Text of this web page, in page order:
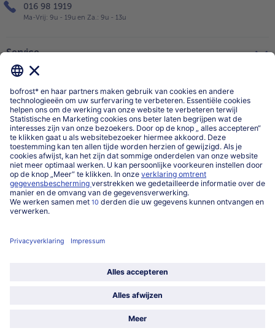
016 98 1919
Ma-Vrij: 9u - 19u en Za.: 9u - 13u
Service
Categorieën
Land / Taal selecteren